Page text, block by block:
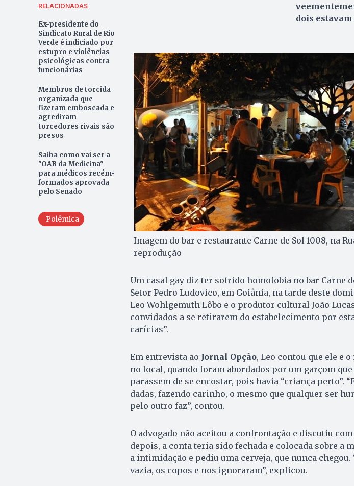
RELACIONADAS
Ex-presidente do
Sindicato Rural de Rio
Verde é indiciado por
estupro e violências
psicológicas contra
funcionárias
Membros de torcida
organizada que
fizeram emboscada e
agrediram
torcedores rivais são
presos
Saiba como vai ser a
"OAB da Medicina"
para médicos recém-
formados aprovada
pelo Senado
Polêmica
dois
Imagem do bar e restaurante Carne de Sol 1008, na
reprodução
Um casal gay diz ter sofrido homofobia no bar Carne
Setor Pedro Ludovico, em Goiânia, na tarde deste
Leo Wohlgemuth Lôbo e o produtor cultural João
convidados a se retirarem do estabelecimento por
carícias”.
Em entrevista ao Jornal Opção, Leo contou que ele e
no local, quando foram abordados por um garçom
parassem de se encostar, pois havia “criança perto”.
dadas, fazendo carinho, o mesmo que qualquer ser
pelo outro faz”, contou.
O advogado não aceitou a confrontação e discutiu
depois, a conta teria sido fechada e colocada sobre a
a intimidação e pediu uma cerveja, que nunca chegou.
vazia, os copos e nos ignoraram”, explicou.